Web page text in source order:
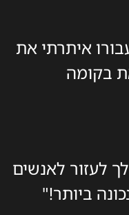
איתרתי את
בקומה
לעזור לאנשים
ביותר!"